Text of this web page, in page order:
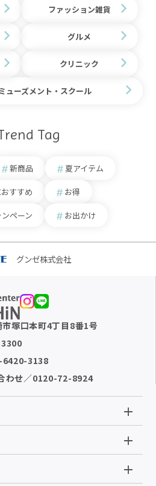
ファッション雑貨
グルメ
クリニック
ューズメント・スクール
Tag
新商品 夏アイテム
すすめ お得
ペーン お出かけ
グンゼ株式会社
市塚口本町4丁目8番1号
6420-3138
わせ／0120-72-8924